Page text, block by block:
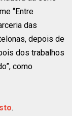
“Entre
das
depois de
dos trabalhos
como
.